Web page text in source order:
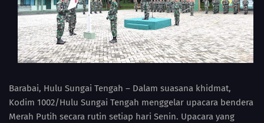
Barabai, Hulu Sungai Tengah – Dalam suasana khidmat,
Kodim 1002/Hulu Sungai Tengah menggelar upacara bendera
Merah Putih secara rutin setiap hari Senin. Upacara yang